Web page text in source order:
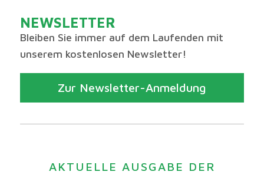
NEWSLETTER
Bleiben Sie immer auf dem Laufenden mit
unserem kostenlosen Newsletter!
Zur Newsletter-Anmeldung
AKTUELLE AUSGABE DER